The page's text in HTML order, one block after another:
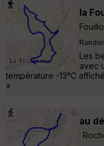
la
Les
avec
température -13°C
»
au